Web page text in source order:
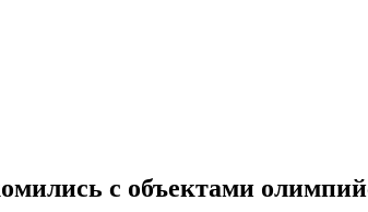
с объектами